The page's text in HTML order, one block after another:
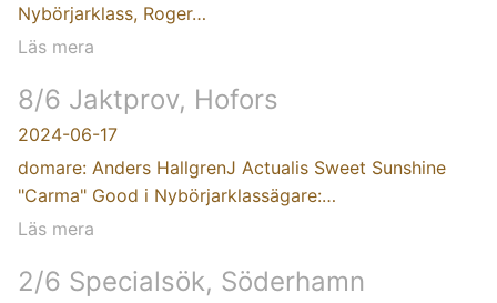
Nybörjarklass, Roger…
Läs mera
8/6 Jaktprov, Hofors
2024-06-17
domare: Anders HallgrenJ Actualis Sweet Sunshine
"Carma" Good i Nybörjarklassägare:…
Läs mera
2/6 Specialsök, Söderhamn